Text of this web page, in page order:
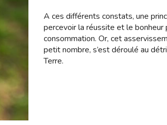
A ces différents constats, une
percevoir la réussite et le
consommation. Or, cet
petit nombre, s’est déroulé au
Terre.